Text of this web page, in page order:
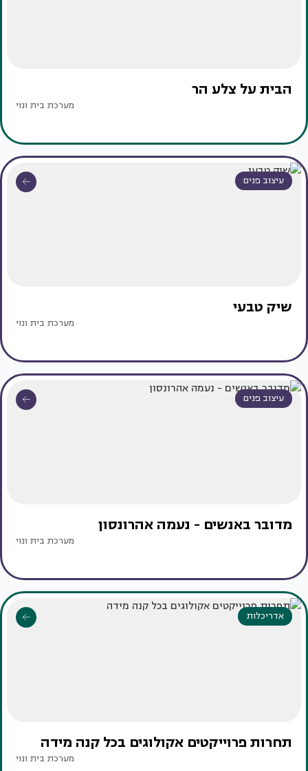
הבית על צלע הר
מערכת בית ונוי
עיצוב פנים
שיק טבעי
מערכת בית ונוי
עיצוב פנים
מדובר באנשים - נעמה אהרונסון
מערכת בית ונוי
אדריכלות
תחרות פרוייקטים אקולוגים בכל קנה מידה
מערכת בית ונוי